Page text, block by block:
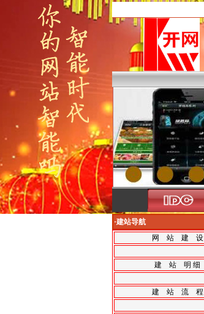
·建站导航
网 站 建 设
建 站 明 细
建 站 流 程